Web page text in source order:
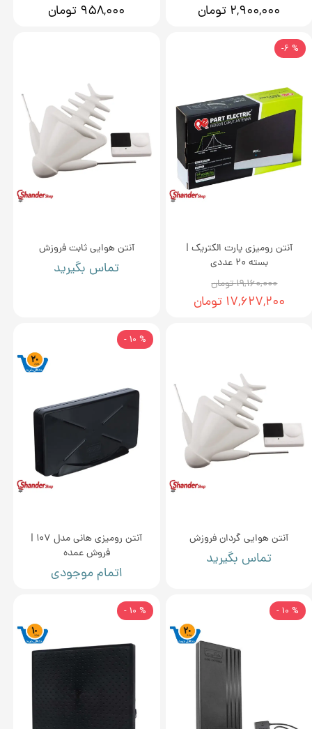
۲,۹۰۰,۰۰۰ تومان ۹۵۸,۰۰۰ تومان
آنتن رومیزی پارت الکتریک |
بسته 20 عددی
۱۹,۱۶۰,۰۰۰ تومان
۱۷,۶۲۷,۲۰۰ تومان
% 6-
آنتن هوایی ثابت فروزش
تماس بگیرید
آنتن هوایی گردان فروزش
تماس بگیرید
آنتن رومیزی هانی مدل 107 |
فروش عمده
اتمام موجودی
% 10 -
% 10 -
% 10 -